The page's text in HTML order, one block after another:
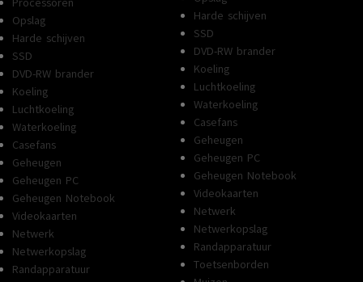
Opslag
Harde schijven
SSD
DVD-RW brander
Koeling
Luchtkoeling
Waterkoeling
Casefans
Geheugen
Geheugen PC
Geheugen Notebook
Videokaarten
Netwerk
Netwerkopslag
Randapparatuur
Harde schijven
SSD
DVD-RW brander
Koeling
Luchtkoeling
Waterkoeling
Casefans
Geheugen
Geheugen PC
Geheugen Notebook
Videokaarten
Netwerk
Netwerkopslag
Randapparatuur
Toetsenborden